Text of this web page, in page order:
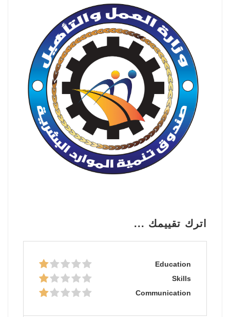
اترك تقييمك ...
Education
Skills
Communication